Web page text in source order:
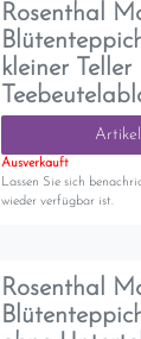
Rosenthal
kleiner Teller
Ausverkauft
Lassen Sie sich
wieder verfügbar ist.
Rosenthal